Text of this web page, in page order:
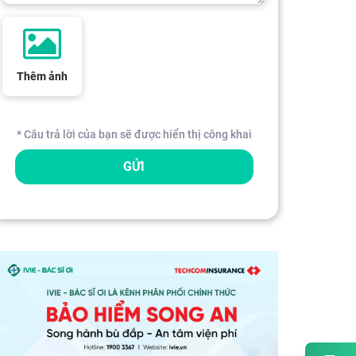
Thêm ảnh
* Câu trả lời của bạn sẽ được hiển thị công khai
GỬI